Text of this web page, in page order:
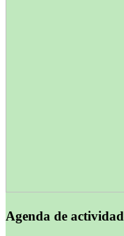
Agenda de